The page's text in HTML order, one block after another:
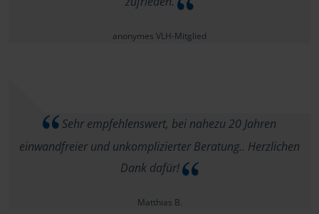
anonymes VLH-Mitglied
Sehr empfehlenswert, bei nahezu 20 Jahren
einwandfreier und unkomplizierter Beratung.. Herzlichen
Dank dafür!
Matthias B.